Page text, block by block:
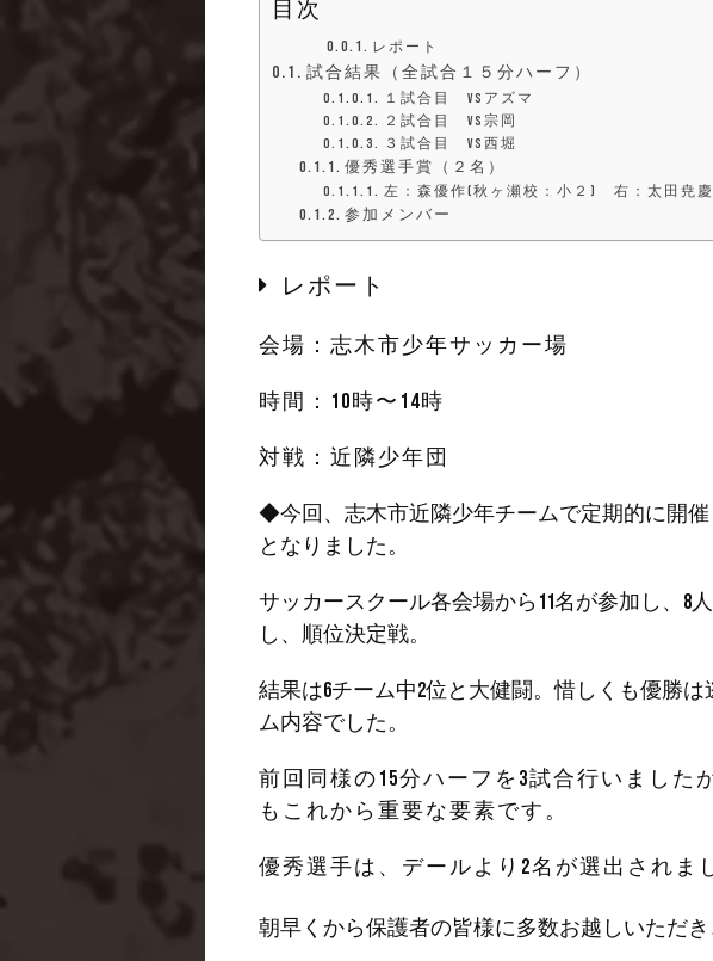
目次
レポート
試合結果（全試合１５分ハーフ）
１試合目 VSアズマ
２試合目 VS宗岡
３試合目 VS西堀
優秀選手賞（２名）
左：森優作(秋ヶ瀬校：小２) 右：太田尭慶
参加メンバー
レポート
会場：志木市少年サッカー場
時間：10時〜14時
対戦： 近隣少年団
◆今回、志木市近隣少年チームで定期的に開
となりました。
サッカースクール各会場から11名が参加し、8
し、順位決定戦。
結果は6チーム中2位と大健闘。惜しくも優勝
ム内容でした。
前回同様の15分ハーフを3試合行いまし
もこれから重要な要素です。
優秀選手は、デールより2名が選出されま
朝早くから保護者の皆様に多数お越しいただき